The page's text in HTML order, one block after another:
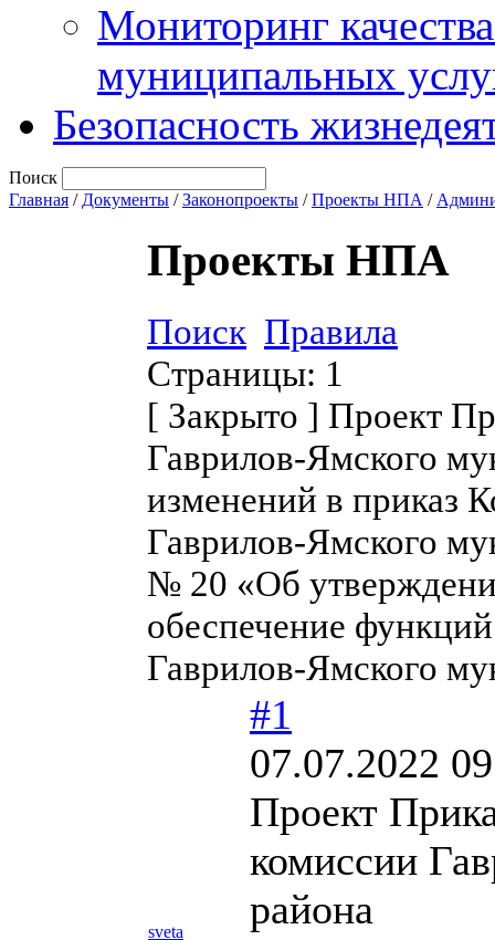
Мониторинг
муниципальных
Безопасность
Поиск
Главная / Документы /Законопроекты /Проекты НПА /
Проекты НПА
Поиск Правила
Страницы: 1
[ Закрыто ] Проект
Гаврилов-Ямского
изменений в приказ
Гаврилов-Ямского
№ 20 «Об
обеспечение
Гаврилов-Ямского
sveta
#1
07.07.2022
Проект
комиссии
района